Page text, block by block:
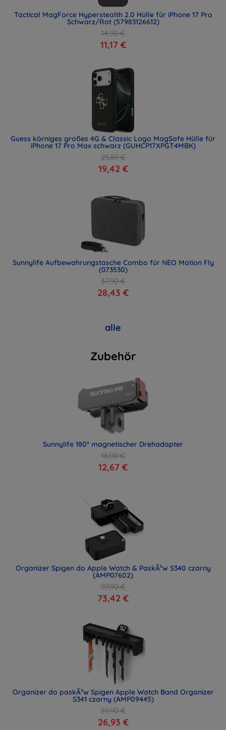
Tactical MagForce Hyperstealth 2.0 Hülle für iPhone 17 Pro
Schwarz/Rot (57983126612)
14,90 €
11,17 €
Guess körniges großes 4G & Classic Logo MagSafe Hülle für
iPhone 17 Pro Max schwarz (GUHCP17XPGT4MBK)
25,89 €
19,42 €
Sunnylife Aufbewahrungstasche Combo für NEO Motion Fly
(073530)
37,90 €
28,43 €
alle
Zubehör
Sunnylife 180° magnetischer Drehadapter
16,90 €
12,67 €
Organizer Spigen do Apple Watch & PaskÃ³w S340 czarny
(AMP07602)
97,90 €
73,42 €
Organizer do paskÃ³w Spigen Apple Watch Band Organizer
S341 czarny (AMP09445)
39,90 €
26,93 €